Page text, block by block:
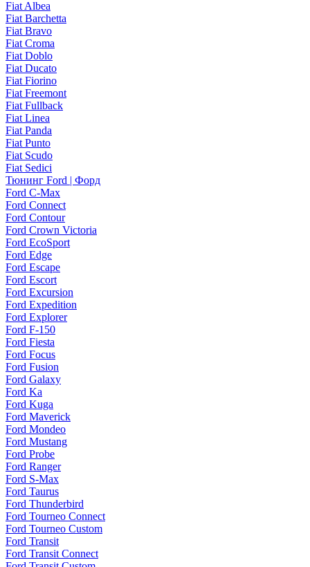
Fiat Albea
Fiat Barchetta
Fiat Bravo
Fiat Croma
Fiat Doblo
Fiat Ducato
Fiat Fiorino
Fiat Freemont
Fiat Fullback
Fiat Linea
Fiat Panda
Fiat Punto
Fiat Scudo
Fiat Sedici
Тюнинг Ford | Форд
Ford C-Max
Ford Connect
Ford Contour
Ford Crown Victoria
Ford EcoSport
Ford Edge
Ford Escape
Ford Escort
Ford Excursion
Ford Expedition
Ford Explorer
Ford F-150
Ford Fiesta
Ford Focus
Ford Fusion
Ford Galaxy
Ford Ka
Ford Kuga
Ford Maverick
Ford Mondeo
Ford Mustang
Ford Probe
Ford Ranger
Ford S-Max
Ford Taurus
Ford Thunderbird
Ford Tourneo Connect
Ford Tourneo Custom
Ford Transit
Ford Transit Connect